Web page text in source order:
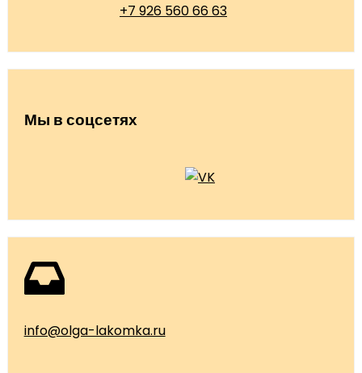
+7 926 560 66 63
Мы в соцсетях
info@olga-lakomka.ru